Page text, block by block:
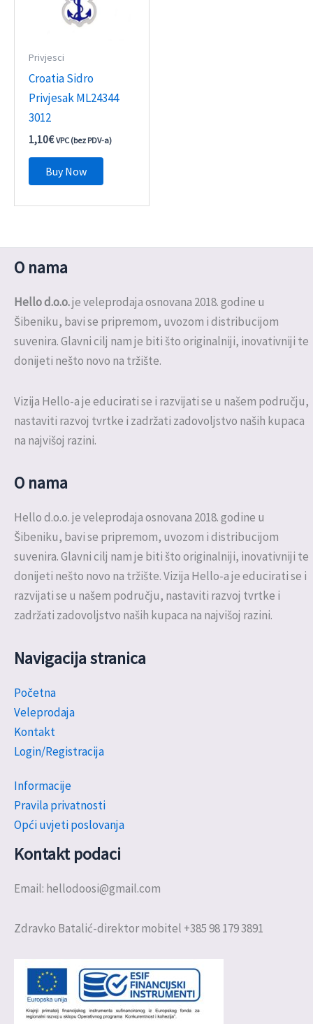
Privjesci
Croatia Sidro
Privjesak ML24344
3012
1,10€ VPC (bez PDV-a)
Buy Now
O nama
Hello d.o.o.je veleprodaja osnovana 2018. godine u
Šibeniku, bavi se pripremom, uvozom i distribucijom
suvenira. Glavni cilj nam je biti što originalniji, inovativniji te
donijeti nešto novo na tržište.
Vizija Hello-a je educirati se i razvijati se u našem području,
nastaviti razvoj tvrtke i zadržati zadovoljstvo naših kupaca
na najvišoj razini.
O nama
Hello d.o.o. je veleprodaja osnovana 2018. godine u
Šibeniku, bavi se pripremom, uvozom i distribucijom
suvenira. Glavni cilj nam je biti što originalniji, inovativniji te
donijeti nešto novo na tržište. Vizija Hello-a je educirati se i
razvijati se u našem području, nastaviti razvoj tvrtke i
zadržati zadovoljstvo naših kupaca na najvišoj razini.
Navigacija stranica
Početna
Veleprodaja
Kontakt
Login/Registracija
Informacije
Pravila privatnosti
Opći uvjeti poslovanja
Kontakt podaci
Email: hellodoosi@gmail.com
Zdravko Batalić-direktor mobitel +385 98 179 3891